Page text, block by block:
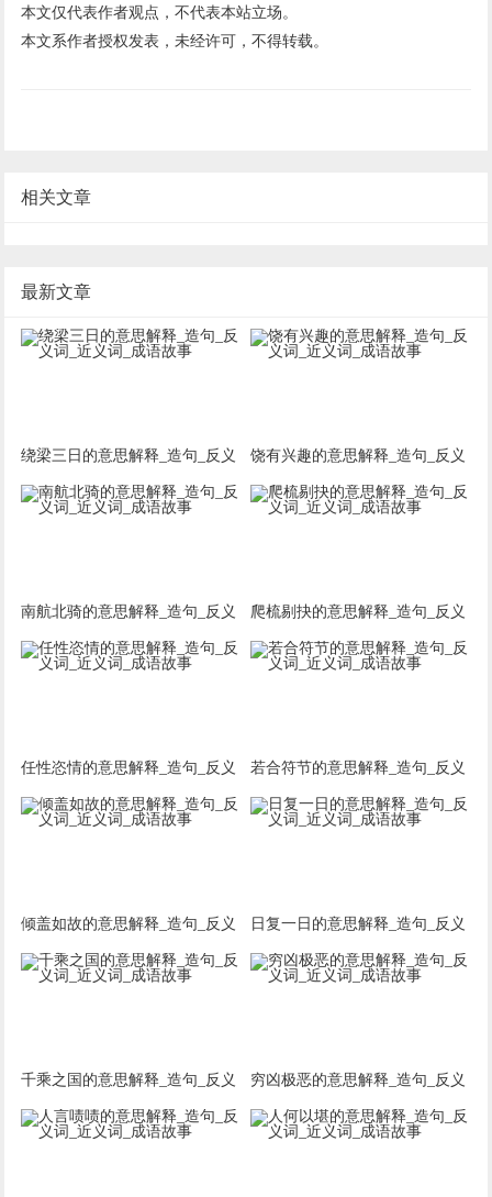
本文仅代表作者观点，不代表本站立场。
本文系作者授权发表，未经许可，不得转载。
相关文章
最新文章
绕梁三日的意思解释_造句_反义
词_近义词_成语故事
饶有兴趣的意思解释_造句_反义
词_近义词_成语故事
南航北骑的意思解释_造句_反义
词_近义词_成语故事
爬梳剔抉的意思解释_造句_反义
词_近义词_成语故事
任性恣情的意思解释_造句_反义
词_近义词_成语故事
若合符节的意思解释_造句_反义
词_近义词_成语故事
倾盖如故的意思解释_造句_反义
词_近义词_成语故事
日复一日的意思解释_造句_反义
词_近义词_成语故事
千乘之国的意思解释_造句_反义
词_近义词_成语故事
穷凶极恶的意思解释_造句_反义
词_近义词_成语故事